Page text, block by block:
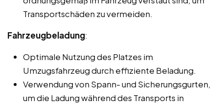
Transportschäden zu vermeiden.
Fahrzeugbeladung:
Optimale Nutzung des Platzes im
Umzugsfahrzeug durch effiziente Beladung.
Verwendung von Spann- und Sicherungsgurten,
um die Ladung während des Transports in